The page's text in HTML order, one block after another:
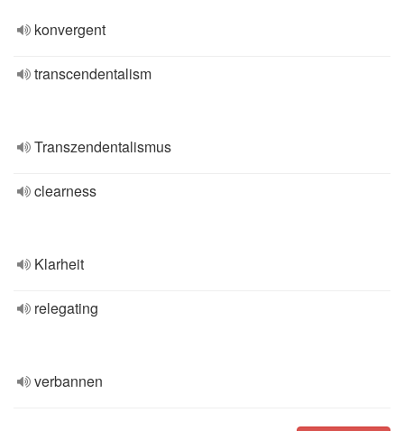
konvergent
transcendentalism
Transzendentalismus
clearness
Klarheit
relegating
verbannen